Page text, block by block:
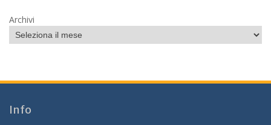
Archivi
Info